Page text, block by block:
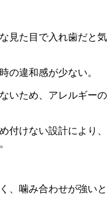
見た目で入れ歯だと気
の違和感が少ない。
いため、アレルギーの
付けない設計により、
、噛み合わせが強いと